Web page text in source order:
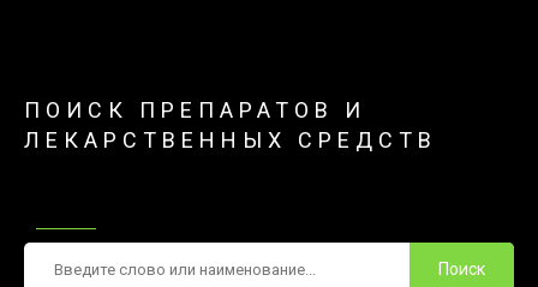
ПОИСК ПРЕПАРАТОВ И
ЛЕКАРСТВЕННЫХ СРЕДСТВ